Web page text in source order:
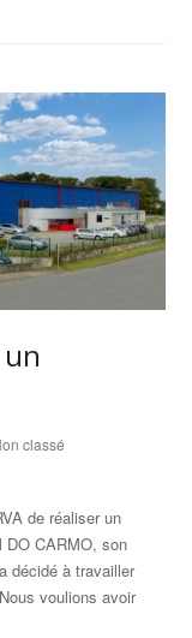
classé
de réaliser un
DO CARMO, son
décidé à travailler
voulions avoir